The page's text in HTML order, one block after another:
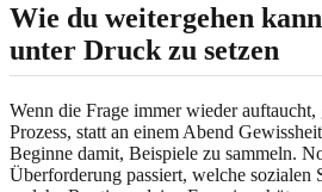
Wie du weitergehen
unter Druck zu setzen
Wenn die Frage immer wieder
Prozess, statt an einem Abend
Beginne damit, Beispiele zu sammeln.
Überforderung passiert, welche sozialen